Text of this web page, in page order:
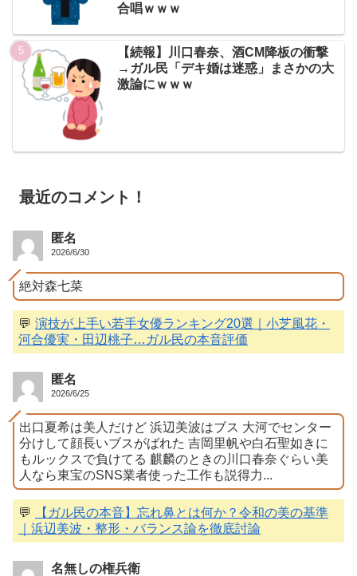
合唱ｗｗｗ
【続報】川口春奈、酒CM降板の衝撃
→ガル民「デキ婚は迷惑」まさかの大
激論にｗｗｗ
最近のコメント！
匿名
2026/6/30
絶対森七菜
💬 演技が上手い若手女優ランキング20選｜小芝風花・
河合優実・田辺桃子…ガル民の本音評価
匿名
2026/6/25
出口夏希は美人だけど 浜辺美波はブス 大河でセンター
分けして顔長いブスがばれた 吉岡里帆や白石聖如きに
もルックスで負けてる 麒麟のときの川口春奈ぐらい美
人なら東宝のSNS業者使った工作も説得力...
💬
【ガル民の本音】忘れ鼻とは何か？令和の美の基準
｜浜辺美波・整形・バランス論を徹底討論
名無しの権兵衛